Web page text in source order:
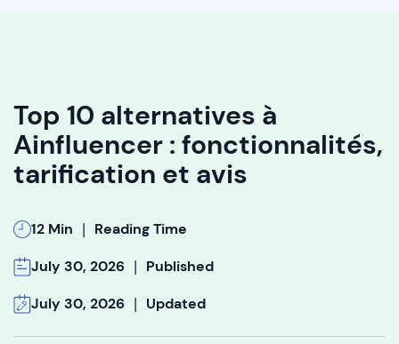
Top 10 alternatives à
Ainfluencer : fonctionnalités,
tarification et avis
12 Min | Reading Time
July 30, 2026 | Published
July 30, 2026 | Updated